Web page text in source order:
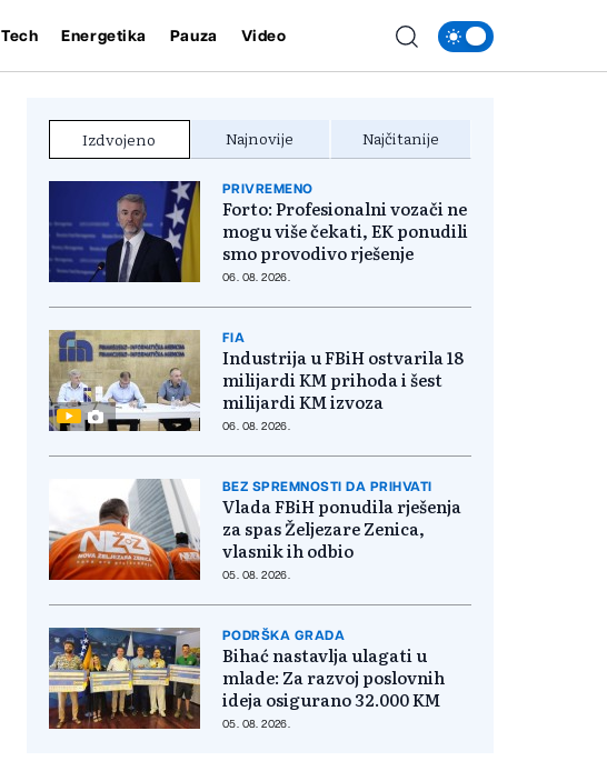
Tech Energetika Pauza Video
Izdvojeno Najnovije Najčitanije
PRIVREMENO
Forto: Profesionalni vozači ne
mogu više čekati, EK ponudili
smo provodivo rješenje
06. 08. 2026.
FIA
Industrija u FBiH ostvarila 18
milijardi KM prihoda i šest
milijardi KM izvoza
06. 08. 2026.
BEZ SPREMNOSTI DA PRIHVATI
Vlada FBiH ponudila rješenja
za spas Željezare Zenica,
vlasnik ih odbio
05. 08. 2026.
PODRŠKA GRADA
Bihać nastavlja ulagati u
mlade: Za razvoj poslovnih
ideja osigurano 32.000 KM
05. 08. 2026.